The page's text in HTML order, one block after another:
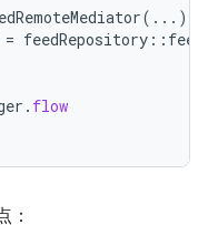
(...),
= feedRepository ::
. flow
：